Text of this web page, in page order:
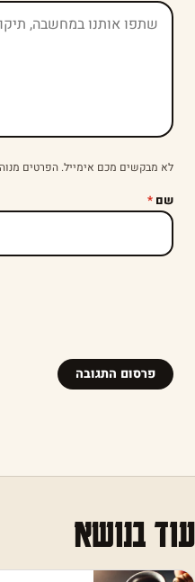
לא מבקשים מכם אימייל. הפרטים
שם *
עוד בנושא